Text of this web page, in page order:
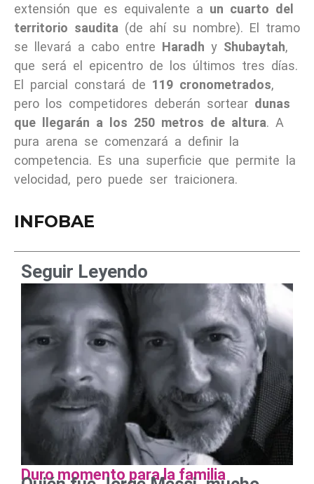
extensión que es equivalente a un cuarto del
territorio saudita (de ahí su nombre). El tramo
se llevará a cabo entre Haradh y Shubaytah,
que será el epicentro de los últimos tres días.
El parcial constará de 119 cronometrados,
pero los competidores deberán sortear dunas
que llegarán a los 250 metros de altura. A
pura arena se comenzará a definir la
competencia. Es una superficie que permite la
velocidad, pero puede ser traicionera.
INFOBAE
Seguir Leyendo
Duro momento para la familia